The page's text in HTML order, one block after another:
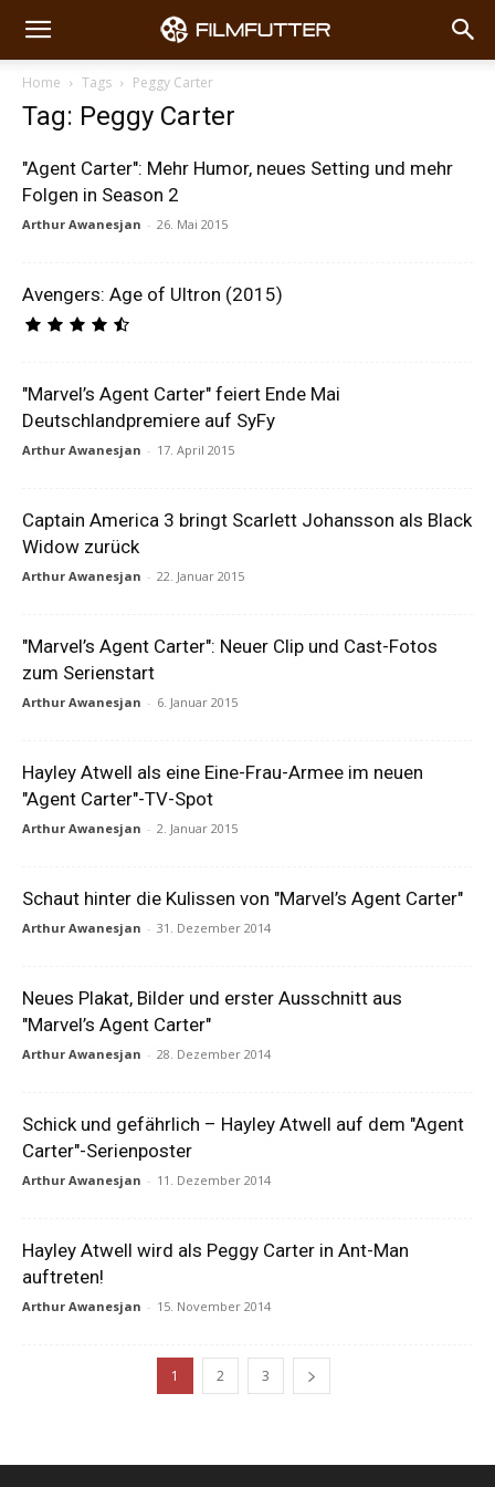
Home Tags Peggy Carter
Tag: Peggy Carter
"Agent Carter": Mehr Humor, neues Setting und mehr
Folgen in Season 2
Arthur Awanesjan - 26. Mai 2015
Avengers: Age of Ultron (2015)
"Marvel’s Agent Carter" feiert Ende Mai
Deutschlandpremiere auf SyFy
Arthur Awanesjan - 17. April 2015
Captain America 3 bringt Scarlett Johansson als Black
Widow zurück
Arthur Awanesjan - 22. Januar 2015
"Marvel’s Agent Carter": Neuer Clip und Cast-Fotos
zum Serienstart
Arthur Awanesjan - 6. Januar 2015
Hayley Atwell als eine Eine-Frau-Armee im neuen
"Agent Carter"-TV-Spot
Arthur Awanesjan - 2. Januar 2015
Schaut hinter die Kulissen von "Marvel’s Agent Carter"
Arthur Awanesjan - 31. Dezember 2014
Neues Plakat, Bilder und erster Ausschnitt aus
"Marvel’s Agent Carter"
Arthur Awanesjan - 28. Dezember 2014
Schick und gefährlich – Hayley Atwell auf dem "Agent
Carter"-Serienposter
Arthur Awanesjan - 11. Dezember 2014
Hayley Atwell wird als Peggy Carter in Ant-Man
auftreten!
Arthur Awanesjan - 15. November 2014
1 2 3